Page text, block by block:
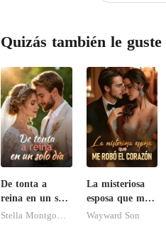
Quizás también le guste
De tonta a
reina en un solo
día
La misteriosa
esposa que me
robó el corazón
Wayward Son